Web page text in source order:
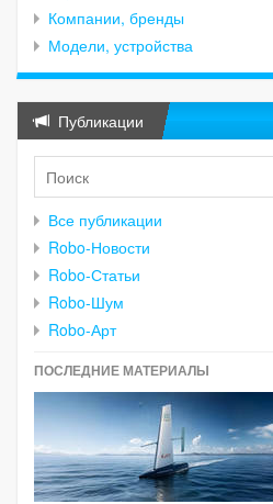
Компании, бренды
Модели, устройства
Публикации
Все публикации
Robo-Новости
Robo-Статьи
Robo-Шум
Robo-Арт
ПОСЛЕДНИЕ МАТЕРИАЛЫ